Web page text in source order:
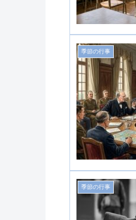
季節の行事
季節の行事